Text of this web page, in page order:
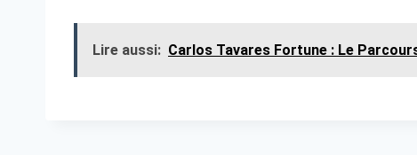
Lire aussi: Carlos Tavares Fortune : Le